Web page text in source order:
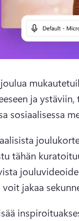
ja
sosiaalisessa
tähän
jakaa